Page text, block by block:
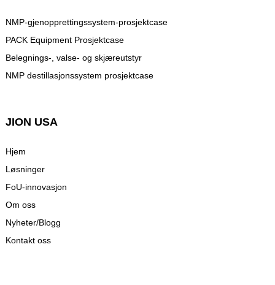
NMP-gjenopprettingssystem-prosjektcase
PACK Equipment Prosjektcase
Belegnings-, valse- og skjæreutstyr
NMP destillasjonssystem prosjektcase
JION USA
Hjem
Løsninger
FoU-innovasjon
Om oss
Nyheter/Blogg
Kontakt oss